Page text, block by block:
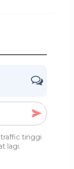
tinggi
lagi.